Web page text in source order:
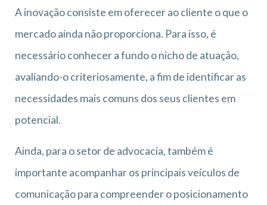
A inovação consiste em oferecer ao cliente o que o
mercado ainda não proporciona. Para isso, é
necessário conhecer a fundo o nicho de atuação,
avaliando-o criteriosamente, a fim de identificar as
necessidades mais comuns dos seus clientes em
potencial.
Ainda, para o setor de advocacia, também é
importante acompanhar os principais veículos de
comunicação para compreender o posicionamento